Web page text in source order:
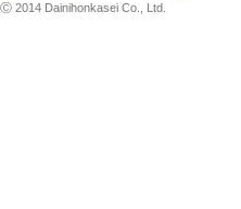
Ⓒ 2014 Dainihonkasei Co., Ltd.